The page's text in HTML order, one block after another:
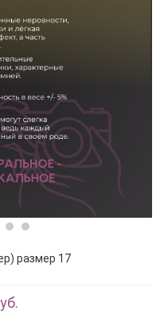
размер 17